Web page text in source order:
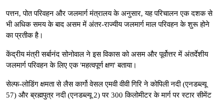
पत्तन, पोत परिवहन और जलमार्ग मंत्रालय के अनुसार, यह परिचालन एक दशक से
भी अधिक समय के बाद असम में अंतर-राज्यीय जलमार्ग माल परिवहन के शुरू होने
का प्रतीक है।
केंद्रीय मंत्री सर्बानंद सोनोवाल ने इस विकास को असम और पूर्वोत्तर में अंतर्देशीय
जलमार्ग परिवहन के लिए एक 'महत्वपूर्ण क्षण' बताया।
सेल्फ-लोडिंग क्षमता से लैस कार्गो वेसल एमवी वीवी गिरि ने कोपिली नदी (एनडब्ल्यू
57) और ब्रह्मपुत्र नदी (एनडब्ल्यू 2) पर 300 किलोमीटर के मार्ग पर स्टार सीमेंट